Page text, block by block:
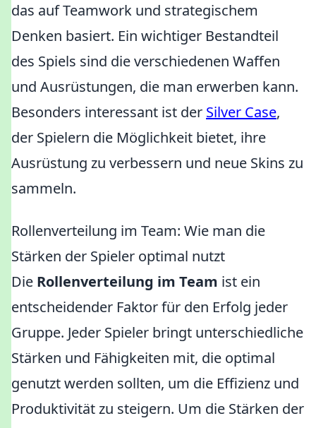
das auf Teamwork und strategischem
Denken basiert. Ein wichtiger Bestandteil
des Spiels sind die verschiedenen Waffen
und Ausrüstungen, die man erwerben kann.
Besonders interessant ist der Silver Case,
der Spielern die Möglichkeit bietet, ihre
Ausrüstung zu verbessern und neue Skins zu
sammeln.
Rollenverteilung im Team: Wie man die
Stärken der Spieler optimal nutzt
Die Rollenverteilung im Team ist ein
entscheidender Faktor für den Erfolg jeder
Gruppe. Jeder Spieler bringt unterschiedliche
Stärken und Fähigkeiten mit, die optimal
genutzt werden sollten, um die Effizienz und
Produktivität zu steigern. Um die Stärken der